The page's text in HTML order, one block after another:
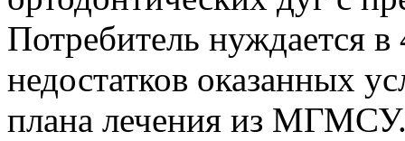
Потребитель нуждается
недостатков оказанных
плана лечения из